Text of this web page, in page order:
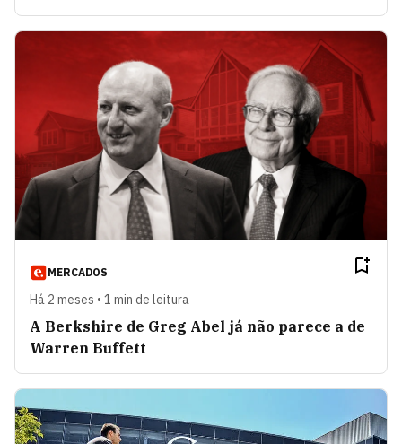
MERCADOS
Há 2 meses • 1 min de leitura
A Berkshire de Greg Abel já não parece a de
Warren Buffett